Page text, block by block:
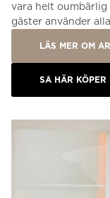
vara helt oumbärlig
gäster använder
LÄS MER OM
SÅ HÄR KÖPER